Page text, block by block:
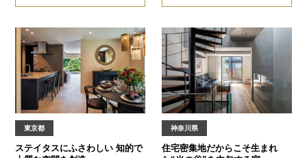
東京都
ステイタスにふさわしい知的で
神奈川県
住宅密集地だからこそ生まれ